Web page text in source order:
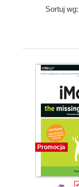
Sortuj wg:
Promocja